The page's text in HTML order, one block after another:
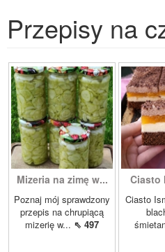
Przepisy na
Mizeria na zimę w...
Poznaj mój sprawdzony
przepis na chrupiącą
mizerię w... ⇖ 497
Ciasto
Ciasto